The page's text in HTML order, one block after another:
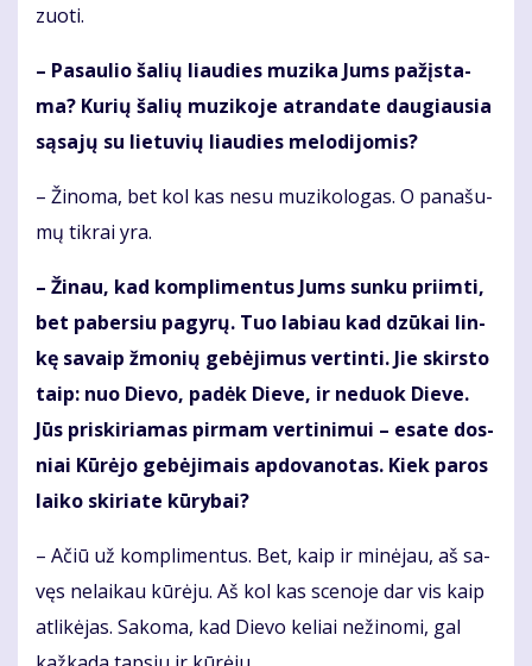
zuo­ti.
– Pa­sau­lio ša­lių liau­dies mu­zi­ka Jums pa­žįs­ta­
ma? Ku­rių ša­lių mu­zi­ko­je at­ran­da­te dau­giau­sia
są­sa­jų su lie­tu­vių liau­dies me­lo­di­jo­mis?
– Ži­no­ma, bet kol kas ne­su mu­zi­ko­lo­gas. O pa­na­šu­
mų tik­rai yra.
– Ži­nau, kad kom­pli­men­tus Jums sun­ku pri­im­ti,
bet pa­ber­siu pa­gy­rų. Tuo la­biau kad dzū­kai lin­
kę sa­vaip žmo­nių ge­bė­ji­mus ver­tin­ti. Jie skirs­to
taip: nuo Die­vo, pa­dėk Die­ve, ir ne­duok Die­ve.
Jūs pri­ski­ria­mas pir­mam ver­ti­ni­mui – esa­te dos­
niai Kū­rė­jo ge­bė­ji­mais ap­do­va­no­tas. Kiek pa­ros
lai­ko ski­ria­te kū­ry­bai?
– Ačiū už kom­pli­men­tus. Bet, kaip ir mi­nė­jau, aš sa­
vęs ne­lai­kau kū­rė­ju. Aš kol kas sce­no­je dar vis kaip
at­li­kė­jas. Sa­ko­ma, kad Die­vo ke­liai ne­ži­no­mi, gal